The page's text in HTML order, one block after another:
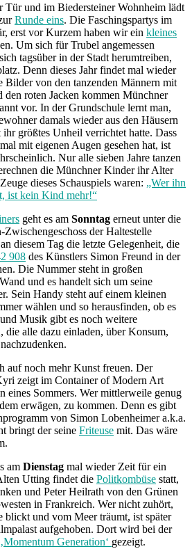
Tür und im Biedersteiner Wohnheim lädt
Runde eins. Die Faschingspartys im
erst vor Kurzem haben wir ein kleines
Um sich für Trubel angemessen
tagsüber in der Stadt herumtreiben,
. Denn dieses Jahr findet mal wieder
Bilder von den tanzenden Männern mit
den roten Jacken kommen Münchner
vor. In der Grundschule lernt man,
damals wieder aus den Häusern
ihr größtes Unheil verrichtet hatte. Dass
mit eigenen Augen gesehen hat, ist
Nur alle sieben Jahre tanzen
die Münchner Kinder ihr Alter
dieses Schauspiels waren: „Wer ihn
ist kein Kind mehr!“
geht es am Sonntag erneut unter die
der Haltestelle
diesem Tag die letzte Gelegenheit, die
908 des Künstlers Simon Freund in der
Die Nummer steht in großen
und es handelt sich um seine
Sein Handy steht auf einem kleinen
wählen und so herausfinden, ob es
Musik gibt es noch weitere
die alle dazu einladen, über Konsum,
auf noch mehr Kunst freuen. Der
zeigt im Container of Modern Art
eines Sommers. Wer mittlerweile genug
erwägen, zu kommen. Denn es gibt
von Simon Lobenheimer a.k.a.
bringt der seine Friteuse mit. Das wäre
am Dienstag mal wieder Zeit für ein
Utting findet die Politkombüse statt,
und Peter Heilrath von den Grünen
in Frankreich. Wer nicht zuhört,
blickt und vom Meer träumt, ist später
aufgehoben. Dort wird bei der
‚Momentum Generation‘ gezeigt.